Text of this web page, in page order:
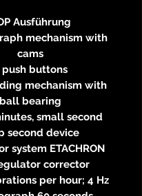
Ausführung
mechanism with
cams
push buttons
mechanism with
ball bearing
small second
second device
system ETACHRON
corrector
per hour; 4 Hz